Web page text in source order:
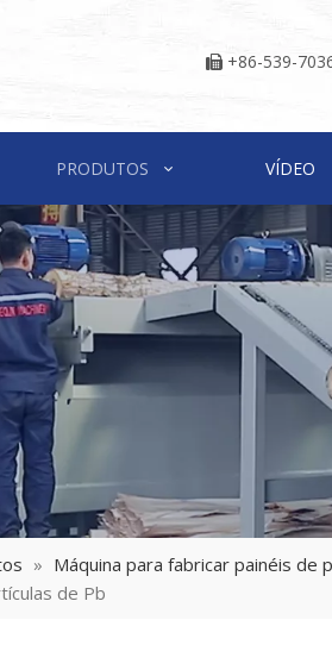
 +86-539-
PRODUTOS VÍDEO
» Máquina para fabricar painéis de
de Pb